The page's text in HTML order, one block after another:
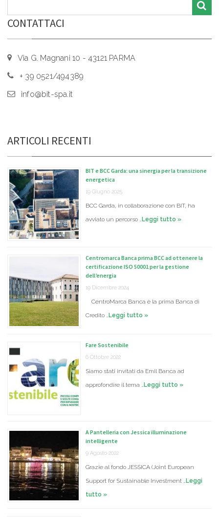
CONTATTACI
Via G. Magnani 10 - 43121 PARMA
+ 39 0521/494389
info@bit-spa.it
ARTICOLI RECENTI
BIT e BCC Garda: una sinergia per la transizione
energetica
19 Giugno 2025
BCC Garda, in collaborazione con BIT, ha
avviato un percorso … Leggi tutto »
Centromarca Banca prima BCC ad ottenere la
certificazione ISO 50001 per la gestione
dell’energia
19 Dicembre 2024
CentroMarca Banca è la prima Banca di
Credito … Leggi tutto »
Fare Sostenibile
6 Ottobre 2022
Siamo stati invitati da Emil Banca ad
approfondire il tema … Leggi tutto »
A Pantelleria con Jessica illuminazione
intelligente
9 Agosto 2022
Grazie al fondo JESSICA (Joint European
Support for Sustainable Investment … Leggi
tutto »